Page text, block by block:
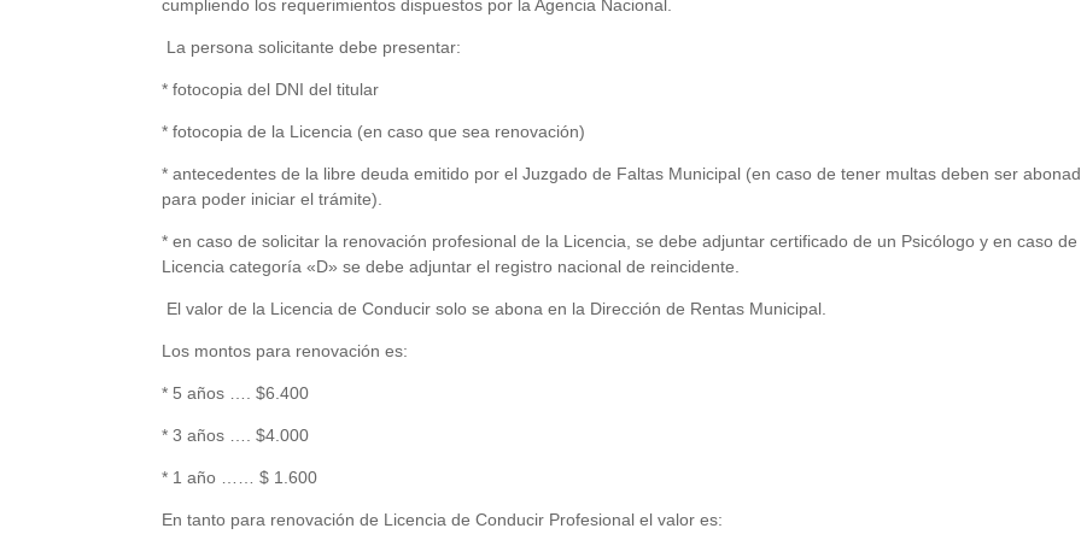
cumpliendo los requerimientos dispuestos por la Agencia Nacional.
La persona solicitante debe presentar:
* fotocopia del DNI del titular
* fotocopia de la Licencia (en caso que sea renovación)
* antecedentes de la libre deuda emitido por el Juzgado de Faltas Municipal (en caso de tener multas deben ser
para poder iniciar el trámite).
* en caso de solicitar la renovación profesional de la Licencia, se debe adjuntar certificado de un Psicólogo y en caso de
Licencia categoría «D» se debe adjuntar el registro nacional de reincidente.
El valor de la Licencia de Conducir solo se abona en la Dirección de Rentas Municipal.
Los montos para renovación es:
* 5 años …. $6.400
* 3 años …. $4.000
* 1 año …… $ 1.600
En tanto para renovación de Licencia de Conducir Profesional el valor es: